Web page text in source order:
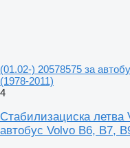
(01.02-) 20578575 за
(1978-2011)
4
Стабилизациска летва
автобус Volvo B6, B7,